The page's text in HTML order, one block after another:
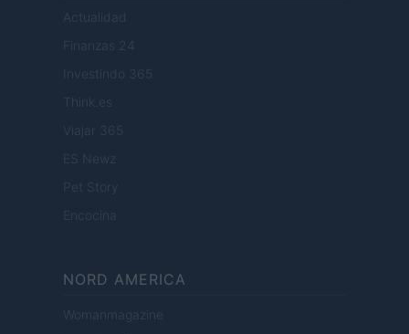
Actualidad
Finanzas 24
Investindo 365
Think.es
Viajar 365
ES Newz
Pet Story
Encocina
NORD AMERICA
Womanmagazine